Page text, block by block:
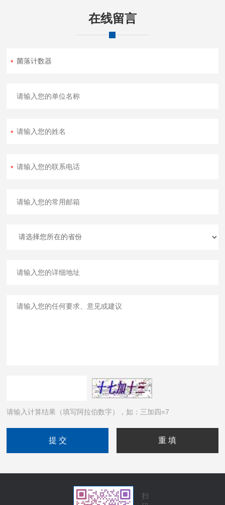
在线留言
请输入计算结果（填写阿拉伯数字），如：三加四=7
扫